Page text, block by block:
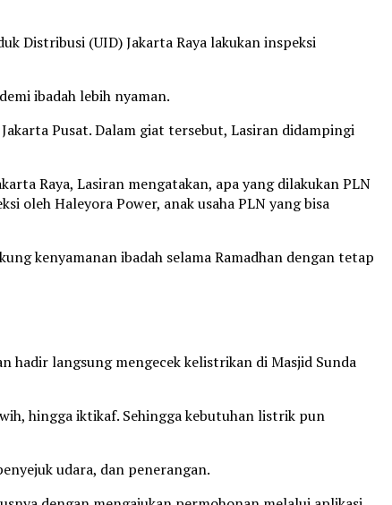
Distribusi (UID) Jakarta Raya lakukan inspeksi
ibadah lebih nyaman.
Pusat. Dalam giat tersebut, Lasiran didampingi
Raya, Lasiran mengatakan, apa yang dilakukan PLN
oleh Haleyora Power, anak usaha PLN yang bisa
kenyamanan ibadah selama Ramadhan dengan tetap
hadir langsung mengecek kelistrikan di Masjid Sunda
hingga iktikaf. Sehingga kebutuhan listrik pun
udara, dan penerangan.